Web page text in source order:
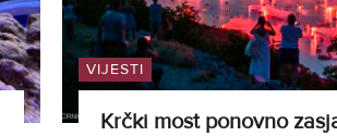
VIJESTI
Krčki most ponovno